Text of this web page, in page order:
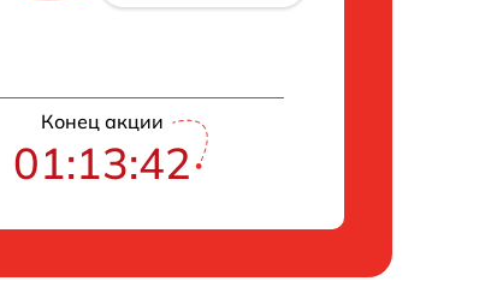
Конец акции
01:13:42